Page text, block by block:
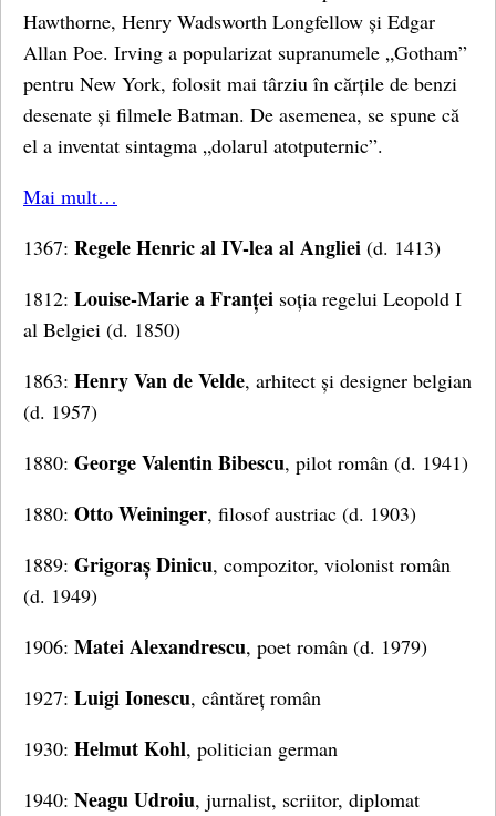
Hawthorne, Henry Wadsworth Longfellow și Edgar
Allan Poe. Irving a popularizat supranumele „Gotham”
pentru New York, folosit mai târziu în cărțile de benzi
desenate și filmele Batman. De asemenea, se spune că
el a inventat sintagma „dolarul atotputernic”.
Mai mult…
1367: Regele Henric al IV-lea al Angliei (d. 1413)
1812: Louise-Marie a Franței soția regelui Leopold I
al Belgiei (d. 1850)
1863: Henry Van de Velde, arhitect și designer belgian
(d. 1957)
1880: George Valentin Bibescu, pilot român (d. 1941)
1880: Otto Weininger, filosof austriac (d. 1903)
1889: Grigoraș Dinicu, compozitor, violonist român
(d. 1949)
1906: Matei Alexandrescu, poet român (d. 1979)
1927: Luigi Ionescu, cântăreț român
1930: Helmut Kohl, politician german
1940: Neagu Udroiu, jurnalist, scriitor, diplomat